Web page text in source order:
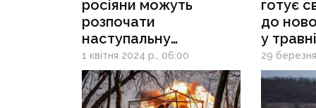
росіяни можуть
розпочати
наступальну
операцію
на Донеччині - ISW
1 квітня 2024 р., 06:00
готує
до
у
фронті
29